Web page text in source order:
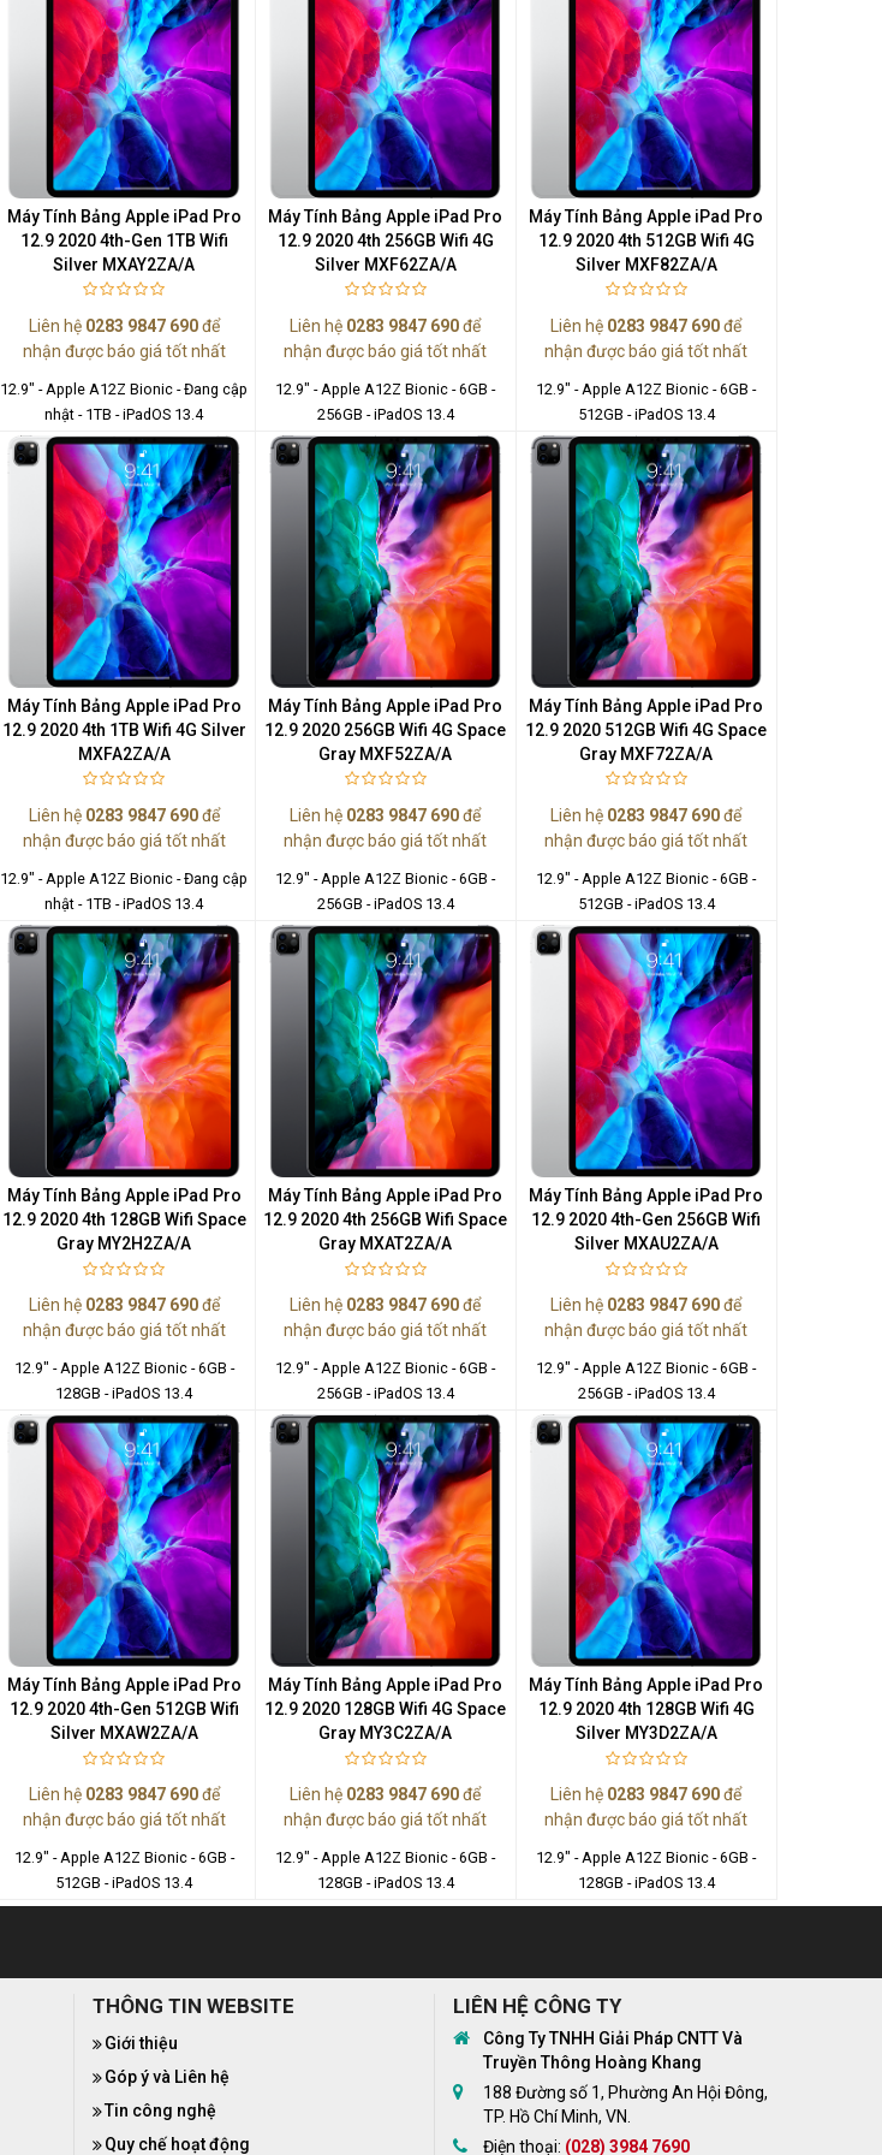
Màn Hình Máy Tính Lenovo
D19-10 18.5"...
2.150.000₫
Màn Hình Quảng Cáo
SAMSUNG QB55R 55 I...
Liên hệ0283 9847 690
để nhận báo giá tốt
nhất
Màn Hình Quảng Cáo
SAMSUNG QH65R 65 I...
Liên hệ
để nhận báo giá tốt
nhất
Máy Tính Bảng Apple iPad Pro
12.9 2020 4th-Gen 1TB Wifi
Silver MXAY2ZA/A
Liên hệ 0283 9847 690để
nhận được báo giá tốt nhất
12.9" - Apple A12Z Bionic - Đang cập
nhật - 1TB - iPadOS 13.4
Máy Tính Bảng Apple iPad Pro
12.9 2020 4th 256GB Wifi 4G
Silver MXF62ZA/A
Liên hệ 0283 9847 690để
nhận được báo giá tốt nhất
12.9" - Apple A12Z Bionic - 6GB -
256GB - iPadOS 13.4
Máy Tính Bảng Apple iPad Pro
12.9 2020 4th 512GB Wifi 4G
Silver MXF82ZA/A
Liên hệ 0283 9847 690để
nhận được báo giá tốt nhất
12.9" - Apple A12Z Bionic - 6GB -
512GB - iPadOS 13.4
Máy Tính Bảng Apple iPad Pro
12.9 2020 4th 1TB Wifi 4G Silver
MXFA2ZA/A
Liên hệ 0283 9847 690để
nhận được báo giá tốt nhất
12.9" - Apple A12Z Bionic - Đang cập
nhật - 1TB - iPadOS 13.4
Máy Tính Bảng Apple iPad Pro
12.9 2020 256GB Wifi 4G Space
Gray MXF52ZA/A
Liên hệ 0283 9847 690để
nhận được báo giá tốt nhất
12.9" - Apple A12Z Bionic - 6GB -
256GB - iPadOS 13.4
Máy Tính Bảng Apple iPad Pro
12.9 2020 512GB Wifi 4G Space
Gray MXF72ZA/A
Liên hệ 0283 9847 690để
nhận được báo giá tốt nhất
12.9" - Apple A12Z Bionic - 6GB -
512GB - iPadOS 13.4
Máy Tính Bảng Apple iPad Pro
12.9 2020 4th 128GB Wifi Space
Gray MY2H2ZA/A
Liên hệ 0283 9847 690để
nhận được báo giá tốt nhất
12.9" - Apple A12Z Bionic - 6GB -
128GB - iPadOS 13.4
Máy Tính Bảng Apple iPad Pro
12.9 2020 4th 256GB Wifi Space
Gray MXAT2ZA/A
Liên hệ 0283 9847 690để
nhận được báo giá tốt nhất
12.9" - Apple A12Z Bionic - 6GB -
256GB - iPadOS 13.4
Máy Tính Bảng Apple iPad Pro
12.9 2020 4th-Gen 256GB Wifi
Silver MXAU2ZA/A
Liên hệ 0283 9847 690để
nhận được báo giá tốt nhất
12.9" - Apple A12Z Bionic - 6GB -
256GB - iPadOS 13.4
Máy Tính Bảng Apple iPad Pro
12.9 2020 4th-Gen 512GB Wifi
Silver MXAW2ZA/A
Liên hệ 0283 9847 690để
nhận được báo giá tốt nhất
12.9" - Apple A12Z Bionic - 6GB -
512GB - iPadOS 13.4
Máy Tính Bảng Apple iPad Pro
12.9 2020 128GB Wifi 4G Space
Gray MY3C2ZA/A
Liên hệ 0283 9847 690để
nhận được báo giá tốt nhất
12.9" - Apple A12Z Bionic - 6GB -
128GB - iPadOS 13.4
Máy Tính Bảng Apple iPad Pro
12.9 2020 4th 128GB Wifi 4G
Silver MY3D2ZA/A
Liên hệ 0283 9847 690để
nhận được báo giá tốt nhất
12.9" - Apple A12Z Bionic - 6GB -
128GB - iPadOS 13.4
THÔNG TIN WEBSITE
Giới thiệu
Góp ý và Liên hệ
Tin công nghệ
Quy chế hoạt động
LIÊN HỆ CÔNG TY
Công Ty TNHH Giải Pháp CNTT Và
Truyền Thông Hoàng Khang
188 Đường số 1, Phường An Hội Đông,
TP. Hồ Chí Minh, VN.
Điện thoại: (028) 3984 7690